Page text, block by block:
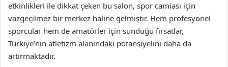
etkinlikleri ile dikkat çeken bu salon, spor camiası için
vazgeçilmez bir merkez haline gelmiştir. Hem profesyonel
sporcular hem de amatörler için sunduğu fırsatlar,
Türkiye’nin atletizm alanındaki potansiyelini daha da
artırmaktadır.